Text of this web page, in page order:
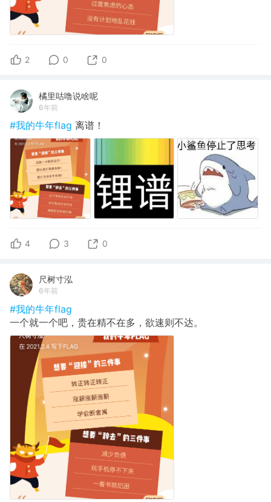
2 0 0
橘里咕噜说啥呢
6年前
#我的牛年flag 离谱！
4 3 0
尺树寸泓
6年前
#我的牛年flag
一个就一个吧，贵在精不在多，欲速则不达。